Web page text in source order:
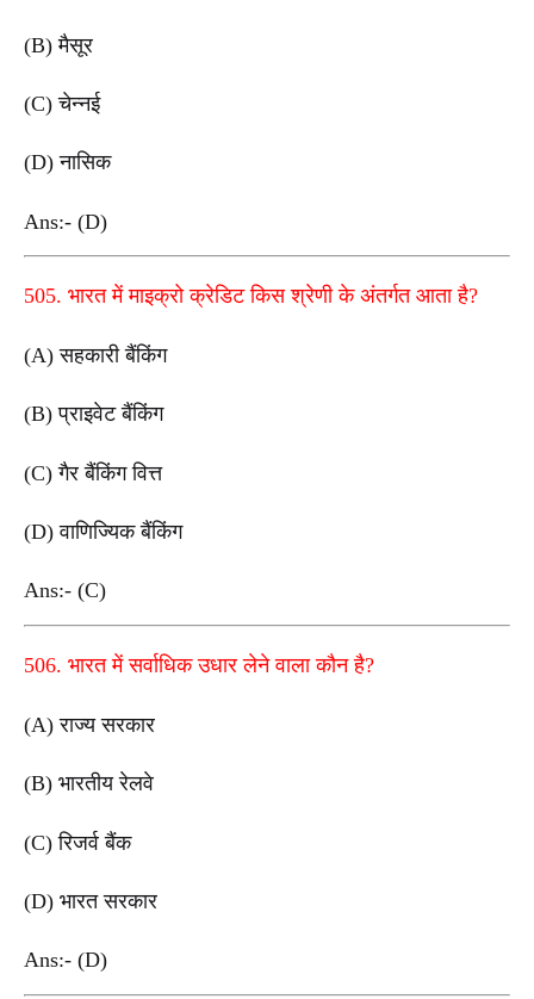
(B) मैसूर
(C) चेन्नई
(D) नासिक
Ans:- (D)
505. भारत में माइक्रो क्रेडिट किस श्रेणी के अंतर्गत आता है?
(A) सहकारी बैंकिंग
(B) प्राइवेट बैंकिंग
(C) गैर बैंकिंग वित्त
(D) वाणिज्यिक बैंकिंग
Ans:- (C)
506. भारत में सर्वाधिक उधार लेने वाला कौन है?
(A) राज्य सरकार
(B) भारतीय रेलवे
(C) रिजर्व बैंक
(D) भारत सरकार
Ans:- (D)